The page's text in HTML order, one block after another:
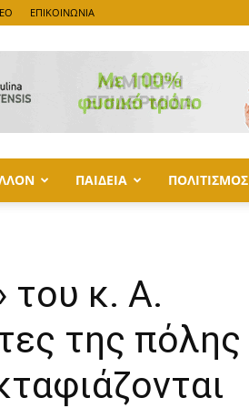
ΕΠΙΚΟΙΝΩΝΙΑ
ΠΑΙΔΕΙΑ ΠΟΛΙΤΙΣΜΟΣ
του κ. Α.
της πόλης